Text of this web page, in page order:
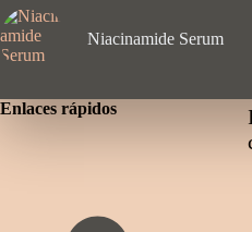
Niacinamide Serum
Enlaces rápidos